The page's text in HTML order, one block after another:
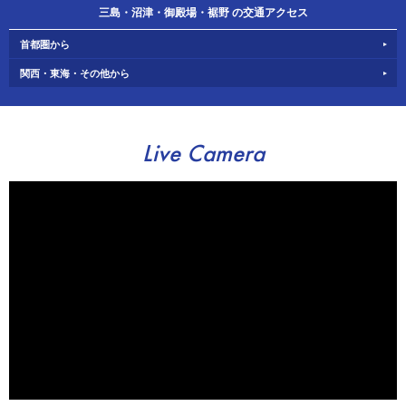
三島・沼津・御殿場・裾野 の交通アクセス
首都圏から
関西・東海・その他から
Live Camera